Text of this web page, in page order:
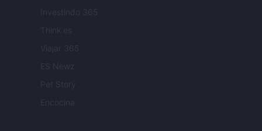
Investindo 365
Think.es
Viajar 365
ES Newz
Pet Story
Encocina